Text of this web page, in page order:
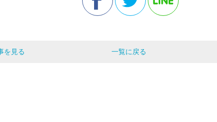
を見る 一覧に戻る